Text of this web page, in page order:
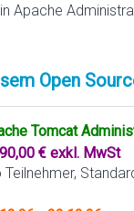
Apache
Open
Tomcat
€ exkl. MwSt
Teilnehmer,